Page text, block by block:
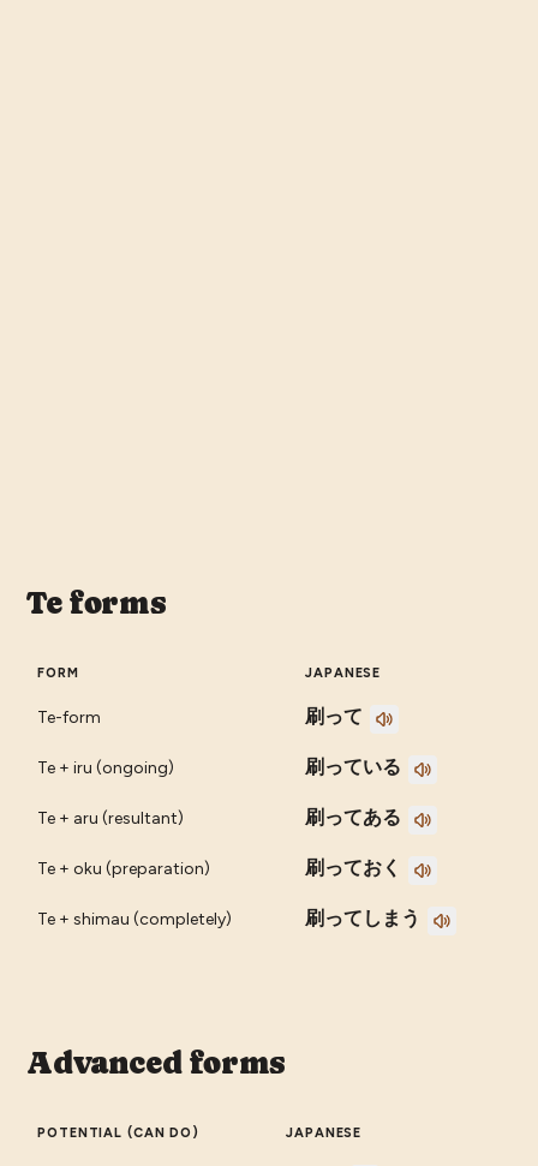
Te forms
FORM JAPANESE
Te-form 刷って
Te + iru (ongoing) 刷っている
Te + aru (resultant) 刷ってある
Te + oku (preparation) 刷っておく
Te + shimau (completely) 刷ってしまう
Advanced forms
POTENTIAL (CAN DO) JAPANESE